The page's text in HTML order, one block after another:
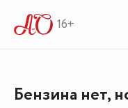
16+
Бензина нет,